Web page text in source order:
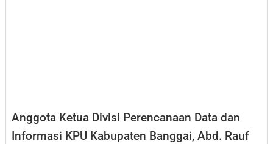
Anggota Ketua Divisi Perencanaan Data dan
Informasi KPU Kabupaten Banggai, Abd. Rauf